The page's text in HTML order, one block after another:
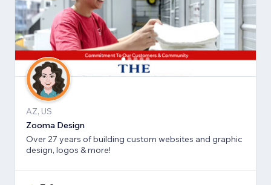
AZ, US
Zooma Design
Over 27 years of building custom websites and graphic
design, logos & more!